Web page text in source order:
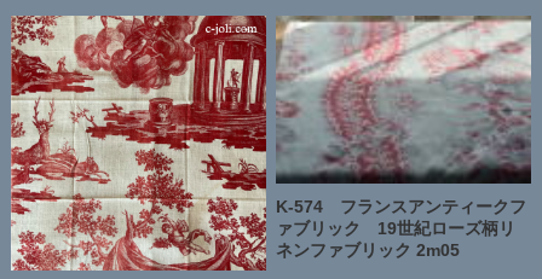
K-574 フランスアンティークフ
ァブリック 19世紀ローズ柄リ
ネンファブリック 2m05